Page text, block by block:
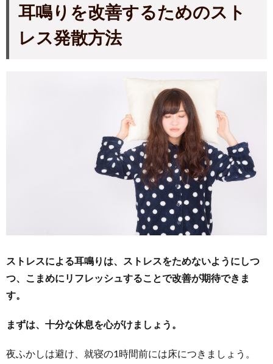
耳鳴りを改善するためのスト
レス発散方法
ストレスによる耳鳴りは、ストレスをためないようにしつ
つ、こまめにリフレッシュすることで改善が期待できま
す。
まずは、十分な休息を心がけましょう。
夜ふかしは避け、就寝の1時間前には床につきましょう。